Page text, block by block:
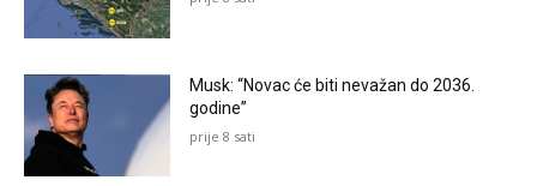
Musk: “Novac će biti nevažan do 2036.
godine”
prije 8 sati